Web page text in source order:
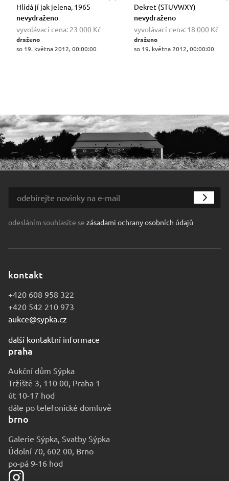
Hlídá jí jak jelena, 1965
nevydraženo
vyvolávací cena: 23 000 Kč
draženo
so 19. května 2012, 00:00:00
Dekret (STUVWXY)
nevydraženo
vyvolávací cena: 18 000 Kč
draženo
so 19. května 2012, 00:00:00
odesláním souhlasíte se zásadami ochrany osobních údajů
kontakt
+420 608 958 322
+420 542 210 973
aukce@sypka.cz
další kontaktní informace
praha
Aukční dům Sýpka
Tržiště 3, 110 00, Praha 1
út 10-17 hod
dále po telefonické domluvě
brno
Galerie Sýpka, Svatby Sýpka
Údolní 70, 602 00, Brno
po-pá 9-16 hod